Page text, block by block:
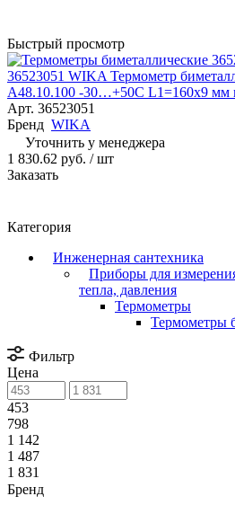
Быстрый просмотр
36523051 WIKA Термометр
А48.10.100 -30…+50С L1=160х9 мм
Арт. 36523051
Бренд WIKA
Уточнить у менеджера
1 830.62 руб. / шт
Заказать
Категория
Инженерная сантехника
Приборы для
тепла, давления
Термометры
Термометры
Фильтр
Цена
453
798
1 142
1 487
1 831
Бренд